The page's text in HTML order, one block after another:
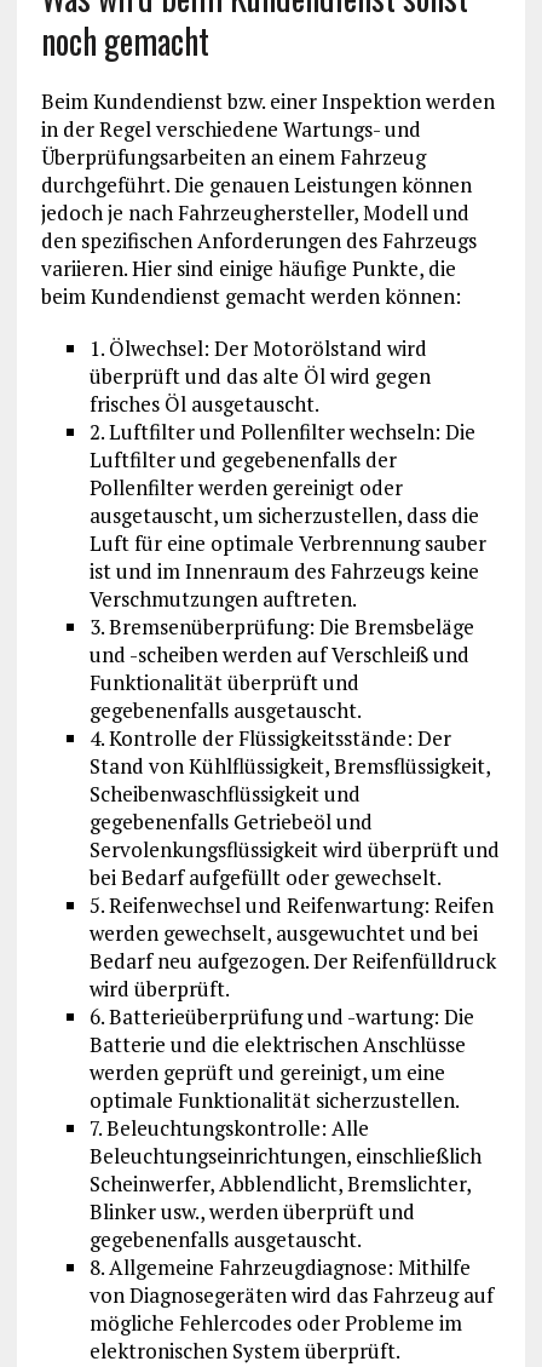
noch gemacht
Beim Kundendienst bzw. einer Inspektion werden
in der Regel verschiedene Wartungs- und
Überprüfungsarbeiten an einem Fahrzeug
durchgeführt. Die genauen Leistungen können
jedoch je nach Fahrzeughersteller, Modell und
den spezifischen Anforderungen des Fahrzeugs
variieren. Hier sind einige häufige Punkte, die
beim Kundendienst gemacht werden können:
1. Ölwechsel: Der Motorölstand wird
überprüft und das alte Öl wird gegen
frisches Öl ausgetauscht.
2. Luftfilter und Pollenfilter wechseln: Die
Luftfilter und gegebenenfalls der
Pollenfilter werden gereinigt oder
ausgetauscht, um sicherzustellen, dass die
Luft für eine optimale Verbrennung sauber
ist und im Innenraum des Fahrzeugs keine
Verschmutzungen auftreten.
3. Bremsenüberprüfung: Die Bremsbeläge
und -scheiben werden auf Verschleiß und
Funktionalität überprüft und
gegebenenfalls ausgetauscht.
4. Kontrolle der Flüssigkeitsstände: Der
Stand von Kühlflüssigkeit, Bremsflüssigkeit,
Scheibenwaschflüssigkeit und
gegebenenfalls Getriebeöl und
Servolenkungsflüssigkeit wird überprüft und
bei Bedarf aufgefüllt oder gewechselt.
5. Reifenwechsel und Reifenwartung: Reifen
werden gewechselt, ausgewuchtet und bei
Bedarf neu aufgezogen. Der Reifenfülldruck
wird überprüft.
6. Batterieüberprüfung und -wartung: Die
Batterie und die elektrischen Anschlüsse
werden geprüft und gereinigt, um eine
optimale Funktionalität sicherzustellen.
7. Beleuchtungskontrolle: Alle
Beleuchtungseinrichtungen, einschließlich
Scheinwerfer, Abblendlicht, Bremslichter,
Blinker usw., werden überprüft und
gegebenenfalls ausgetauscht.
8. Allgemeine Fahrzeugdiagnose: Mithilfe
von Diagnosegeräten wird das Fahrzeug auf
mögliche Fehlercodes oder Probleme im
elektronischen System überprüft.